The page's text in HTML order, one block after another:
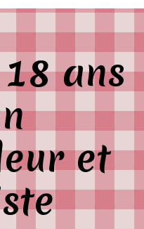
ans
et